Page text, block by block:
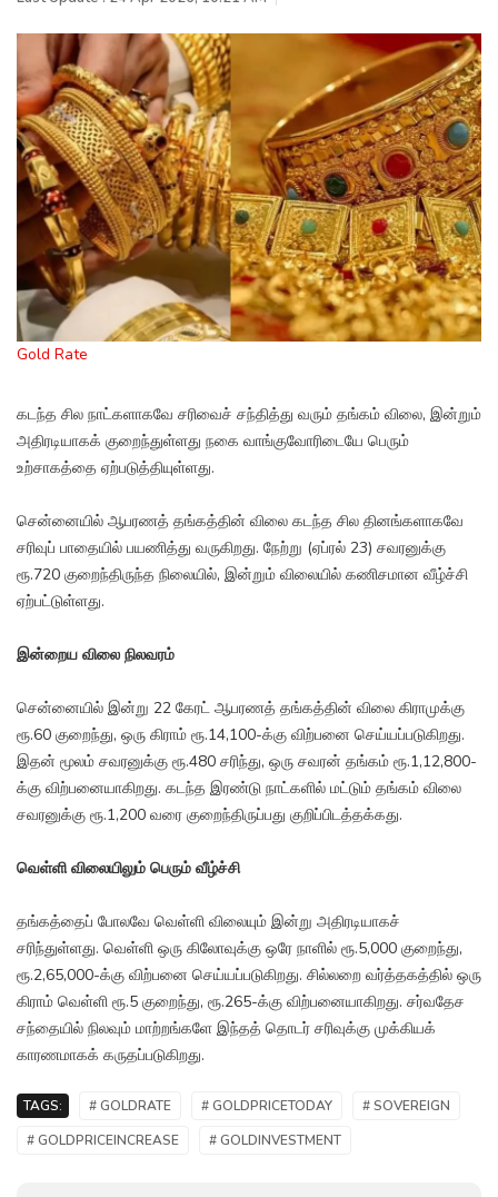
Gold Rate
கடந்த சில நாட்களாகவே சரிவைச் சந்தித்து வரும் தங்கம் விலை, இன்றும்
அதிரடியாகக் குறைந்துள்ளது நகை வாங்குவோரிடையே பெரும்
உற்சாகத்தை ஏற்படுத்தியுள்ளது.
சென்னையில் ஆபரணத் தங்கத்தின் விலை கடந்த சில தினங்களாகவே
சரிவுப் பாதையில் பயணித்து வருகிறது. நேற்று (ஏப்ரல் 23) சவரனுக்கு
ரூ.720 குறைந்திருந்த நிலையில், இன்றும் விலையில் கணிசமான வீழ்ச்சி
ஏற்பட்டுள்ளது.
இன்றைய விலை நிலவரம்
சென்னையில் இன்று 22 கேரட் ஆபரணத் தங்கத்தின் விலை கிராமுக்கு
ரூ.60 குறைந்து, ஒரு கிராம் ரூ.14,100-க்கு விற்பனை செய்யப்படுகிறது.
இதன் மூலம் சவரனுக்கு ரூ.480 சரிந்து, ஒரு சவரன் தங்கம் ரூ.1,12,800-
க்கு விற்பனையாகிறது. கடந்த இரண்டு நாட்களில் மட்டும் தங்கம் விலை
சவரனுக்கு ரூ.1,200 வரை குறைந்திருப்பது குறிப்பிடத்தக்கது.
வெள்ளி விலையிலும் பெரும் வீழ்ச்சி
தங்கத்தைப் போலவே வெள்ளி விலையும் இன்று அதிரடியாகச்
சரிந்துள்ளது. வெள்ளி ஒரு கிலோவுக்கு ஒரே நாளில் ரூ.5,000 குறைந்து,
ரூ.2,65,000-க்கு விற்பனை செய்யப்படுகிறது. சில்லறை வர்த்தகத்தில் ஒரு
கிராம் வெள்ளி ரூ.5 குறைந்து, ரூ.265-க்கு விற்பனையாகிறது. சர்வதேச
சந்தையில் நிலவும் மாற்றங்களே இந்தத் தொடர் சரிவுக்கு முக்கியக்
காரணமாகக் கருதப்படுகிறது.
TAGS: # GOLDRATE # GOLDPRICETODAY
# SOVEREIGN
# GOLDPRICEINCREASE
# GOLDINVESTMENT